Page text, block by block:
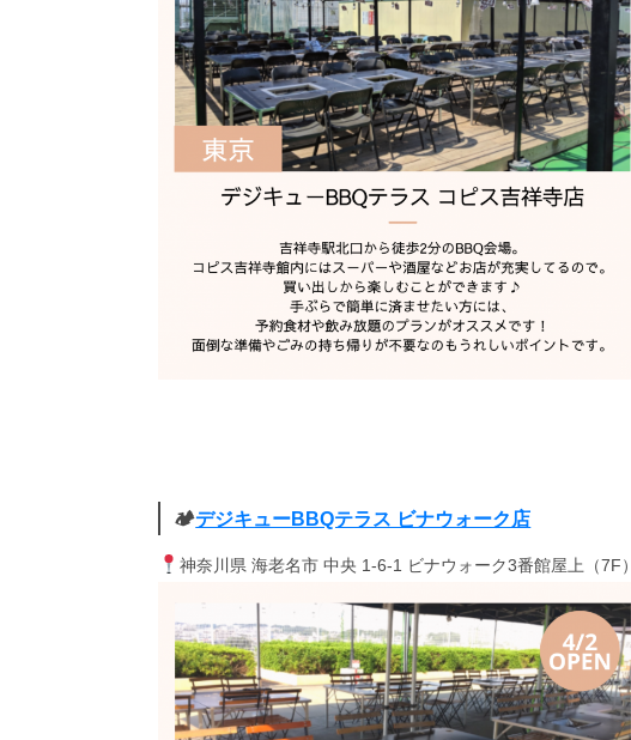
🏕デジキューBBQテラス ビナウォーク店
神奈川県 海老名市 中央 1-6-1 ビナウォーク3番館屋上（7F）